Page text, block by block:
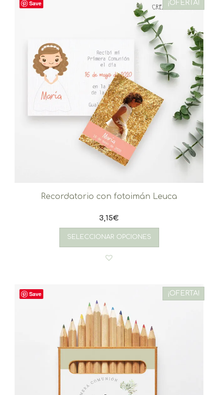
Save ¡OFERTA!
Recordatorio con fotoimán Leuca
3,15€
SELECCIONAR OPCIONES
Save ¡OFERTA!